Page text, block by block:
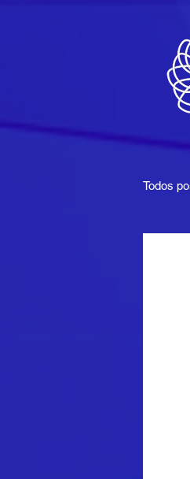
Todos